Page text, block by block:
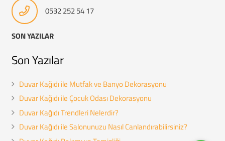
0532 252 54 17
SON YAZILAR
Son Yazılar
Duvar Kağıdı ile Mutfak ve Banyo Dekorasyonu
Duvar Kağıdı ile Çocuk Odası Dekorasyonu
Duvar Kağıdı Trendleri Nelerdir?
Duvar Kağıdı ile Salonunuzu Nasıl Canlandırabilirsiniz?